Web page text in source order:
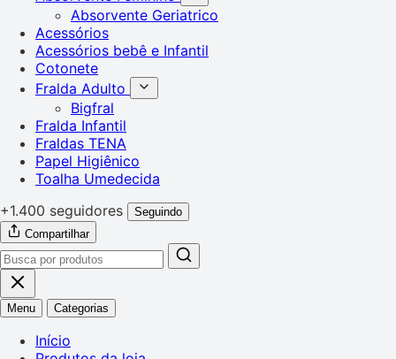
Absorvente Geriatrico
Acessórios
Acessórios bebê e Infantil
Cotonete
Fralda Adulto
Bigfral
Fralda Infantil
Fraldas TENA
Papel Higiênico
Toalha Umedecida
+1.400 seguidores
Seguindo
Compartilhar
Menu Categorias
Início